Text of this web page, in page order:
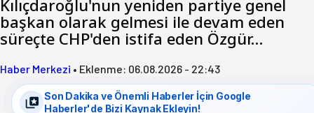
Kılıçdaroğlu'nun yeniden partiye genel
başkan olarak gelmesi ile devam eden
süreçte CHP'den istifa eden Özgür…
Haber Merkezi • Eklenme: 06.08.2026 - 22:43
Son Dakika ve Önemli Haberler İçin Google
Haberler'de Bizi Kaynak Ekleyin!